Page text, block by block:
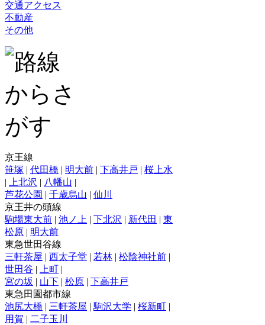
交通アクセス
不動産
その他
京王線
笹塚 | 代田橋 | 明大前 | 下高井戸 | 桜上水
|
上北沢 | 八幡山 |
芦花公園 | 千歳烏山 | 仙川
京王井の頭線
駒場東大前 | 池ノ上 | 下北沢 | 新代田 | 東
松原 | 明大前
東急世田谷線
三軒茶屋 | 西太子堂 | 若林 | 松陰神社前 |
世田谷 | 上町 |
宮の坂 | 山下 | 松原 | 下高井戸
東急田園都市線
池尻大橋 | 三軒茶屋 | 駒沢大学 | 桜新町 |
用賀 | 二子玉川